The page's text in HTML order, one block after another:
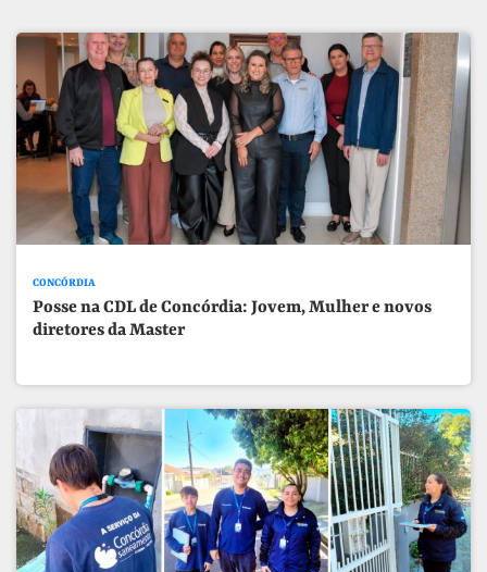
CONCÓRDIA
Posse na CDL de Concórdia: Jovem, Mulher e novos
diretores da Master